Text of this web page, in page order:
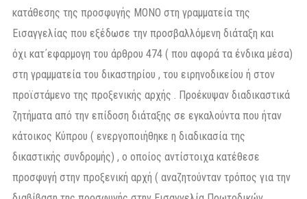
κατάθεσης της προσφυγής ΜΟΝΟ στη γραμματεία της
Εισαγγελίας που εξέδωσε την προσβαλλόμενη διάταξη και
όχι κατ΄εφαρμογη του άρθρου 474 ( που αφορά τα ένδικα μέσα)
στη γραμματεία του δικαστηρίου , του ειρηνοδικείου ή στον
προϊστάμενο της προξενικής αρχής . Προέκυψαν διαδικαστικά
ζητήματα από την επίδοση διάταξης σε εγκαλούντα που ήταν
κάτοικος Κύπρου ( ενεργοποιήθηκε η διαδικασία της
δικαστικής συνδρομής) , ο οποίος αντίστοιχα κατέθεσε
προσφυγή στην προξενική αρχή ( αναζητούνταν τρόπος για την